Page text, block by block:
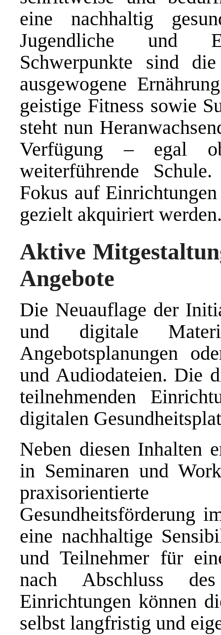
eine nachhaltig
Jugendliche und
Schwerpunkte sind
ausgewogene
geistige Fitness sowie
steht nun
Verfügung – egal
weiterführende
Fokus auf
gezielt akquiriert
Aktive
Angebote
Die Neuauflage der
und digitale
Angebotsplanungen
und Audiodateien. Die
teilnehmenden
digitalen
Neben diesen Inhalten
in Seminaren und
Gesundheitsförderung
eine nachhaltige
und Teilnehmer für
nach Abschluss
Einrichtungen können
selbst langfristig und